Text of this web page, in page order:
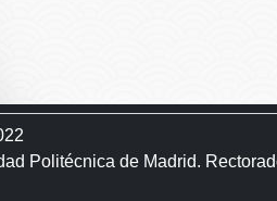
Politécnica de Madrid.